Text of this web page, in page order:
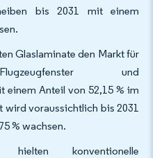
bis 2031 mit einem
Glaslaminate den Markt für
und
einem Anteil von 52,15 % im
wird voraussichtlich bis 2031
% wachsen.
hielten konventionelle